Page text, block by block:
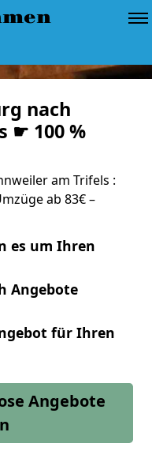
nach
☛ 100 %
am Trifels :
ab 83€ –
es um Ihren
Angebote
für Ihren
Angebote